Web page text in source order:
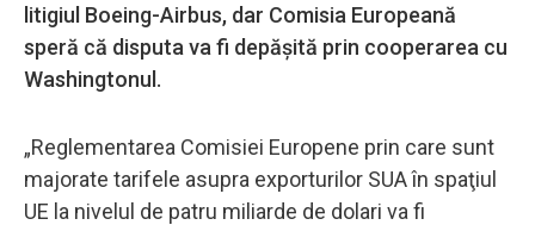
litigiul Boeing-Airbus, dar Comisia Europeană
speră că disputa va fi depăşită prin cooperarea cu
Washingtonul.
„Reglementarea Comisiei Europene prin care sunt
majorate tarifele asupra exporturilor SUA în spaţiul
UE la nivelul de patru miliarde de dolari va fi